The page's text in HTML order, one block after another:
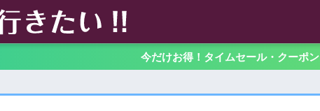
今だけお得！タイムセール・クーポン